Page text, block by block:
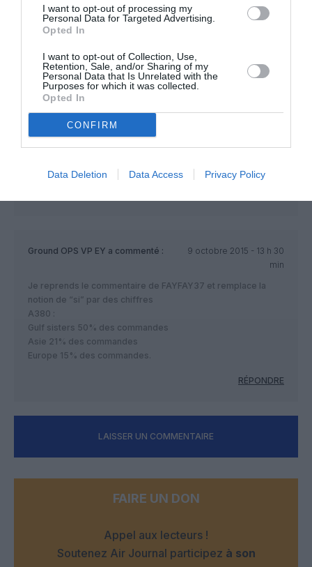
I want to opt-out of processing my
Personal Data for Targeted Advertising.
Opted In
I want to opt-out of Collection, Use,
Retention, Sale, and/or Sharing of my
Personal Data that Is Unrelated with the
Purposes for which it was collected.
Opted In
CONFIRM
Data Deletion Data Access Privacy Policy
Korean : 10
Malaisia : 6
Singapores : 24
Thaï : 6
Total 91 Airbus 380 vendus hors Golf Sisters…une paille!!!
Emirates : 140
Mais aussi
ont moins que Singapores seule.
Ground OPS VP EY a commenté :
9 octobre 2015 - 13 h 30
min
Je reprends le commentaire de FAYFAY37 et remplace la
notion de “si” par des chiffres
A380 :
Gulf sisters 50% des commandes
Asie 21% des commandes
Europe 15% des commandes.
RÉPONDRE
LAISSER UN COMMENTAIRE
FAIRE UN DON
Appel aux lecteurs !
Soutenez Air Journal participez à son